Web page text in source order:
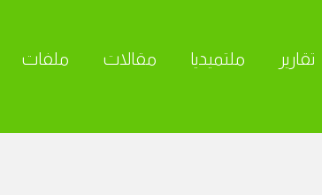
تقارير ملتميديا مقالات ملفات